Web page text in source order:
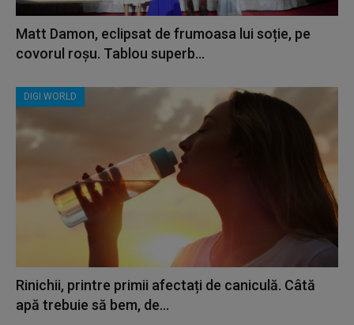
Matt Damon, eclipsat de frumoasa lui soție, pe
covorul roșu. Tablou superb...
DIGI WORLD
Rinichii, printre primii afectați de caniculă. Câtă
apă trebuie să bem, de...